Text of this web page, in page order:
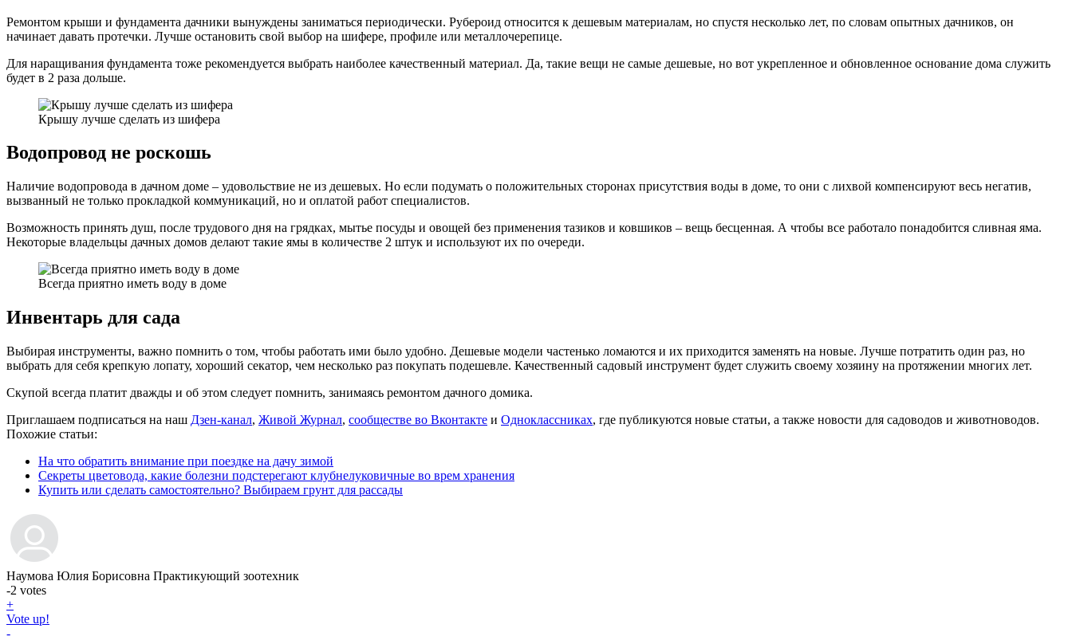
Ремонтом крыши и фундамента дачники вынуждены заниматься периодически. Рубероид относится к дешевым материалам, но спустя несколько лет, по словам опытных дачников, он
начинает давать протечки. Лучше остановить свой выбор на шифере, профиле или металлочерепице.
Для наращивания фундамента тоже рекомендуется выбрать наиболее качественный материал. Да, такие вещи не самые дешевые, но вот укрепленное и обновленное основание дома служить
будет в 2 раза дольше.
Крышу лучше сделать из шифера
Водопровод не роскошь
Наличие водопровода в дачном доме – удовольствие не из дешевых. Но если подумать о положительных сторонах присутствия воды в доме, то они с лихвой компенсируют весь негатив,
вызванный не только прокладкой коммуникаций, но и оплатой работ специалистов.
Возможность принять душ, после трудового дня на грядках, мытье посуды и овощей без применения тазиков и ковшиков – вещь бесценная. А чтобы все работало понадобится сливная яма.
Некоторые владельцы дачных домов делают такие ямы в количестве 2 штук и используют их по очереди.
Всегда приятно иметь воду в доме
Инвентарь для сада
Выбирая инструменты, важно помнить о том, чтобы работать ими было удобно. Дешевые модели частенько ломаются и их приходится заменять на новые. Лучше потратить один раз, но
выбрать для себя крепкую лопату, хороший секатор, чем несколько раз покупать подешевле. Качественный садовый инструмент будет служить своему хозяину на протяжении многих лет.
Скупой всегда платит дважды и об этом следует помнить, занимаясь ремонтом дачного домика.
Приглашаем подписаться на наш Дзен-канал, Живой Журнал, сообществе во Вконтакте и Одноклассниках, где публикуются новые статьи, а также новости для садоводов и животноводов.
Похожие статьи:
На что обратить внимание при поездке на дачу зимой
Секреты цветовода, какие болезни подстерегают клубнелуковичные во врем хранения
Купить или сделать самостоятельно? Выбираем грунт для рассады
Наумова Юлия Борисовна Практикующий зоотехник
-2 votes
+
Vote up!